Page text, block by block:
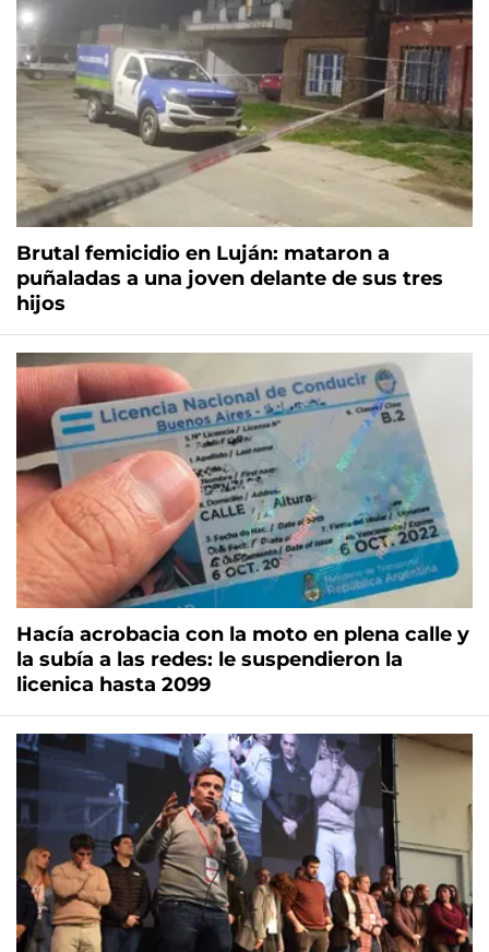
Brutal femicidio en Luján: mataron a
puñaladas a una joven delante de sus tres
hijos
Hacía acrobacia con la moto en plena calle y
la subía a las redes: le suspendieron la
licenica hasta 2099